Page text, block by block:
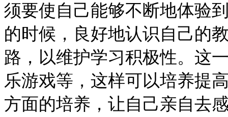
须要使自己能够不断地体验
的时候，良好地认识自己的
路，以维护学习积极性。这
乐游戏等，这样可以培养提
方面的培养，让自己亲自去